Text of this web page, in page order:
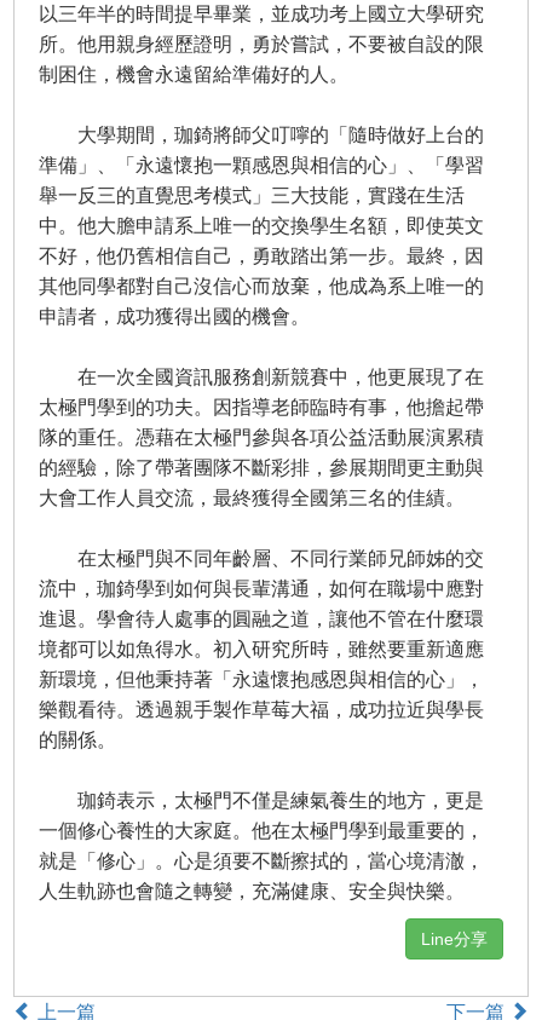
以三年半的時間提早畢業，並成功考上國立大學研究
所。他用親身經歷證明，勇於嘗試，不要被自設的限
制困住，機會永遠留給準備好的人。
大學期間，珈錡將師父叮嚀的「隨時做好上台的
準備」、「永遠懷抱一顆感恩與相信的心」、「學習
舉一反三的直覺思考模式」三大技能，實踐在生活
中。他大膽申請系上唯一的交換學生名額，即使英文
不好，他仍舊相信自己，勇敢踏出第一步。最終，因
其他同學都對自己沒信心而放棄，他成為系上唯一的
申請者，成功獲得出國的機會。
在一次全國資訊服務創新競賽中，他更展現了在
太極門學到的功夫。因指導老師臨時有事，他擔起帶
隊的重任。憑藉在太極門參與各項公益活動展演累積
的經驗，除了帶著團隊不斷彩排，參展期間更主動與
大會工作人員交流，最終獲得全國第三名的佳績。
在太極門與不同年齡層、不同行業師兄師姊的交
流中，珈錡學到如何與長輩溝通，如何在職場中應對
進退。學會待人處事的圓融之道，讓他不管在什麼環
境都可以如魚得水。初入研究所時，雖然要重新適應
新環境，但他秉持著「永遠懷抱感恩與相信的心」，
樂觀看待。透過親手製作草莓大福，成功拉近與學長
的關係。
珈錡表示，太極門不僅是練氣養生的地方，更是
一個修心養性的大家庭。他在太極門學到最重要的，
就是「修心」。心是須要不斷擦拭的，當心境清澈，
人生軌跡也會隨之轉變，充滿健康、安全與快樂。
Line分享
上一篇 下一篇